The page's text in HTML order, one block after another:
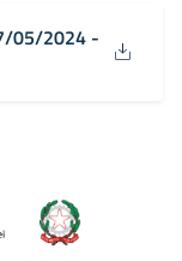
05/2024 -